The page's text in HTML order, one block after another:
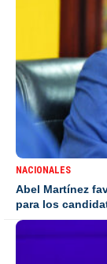
NACIONALES
Abel Martínez
para los